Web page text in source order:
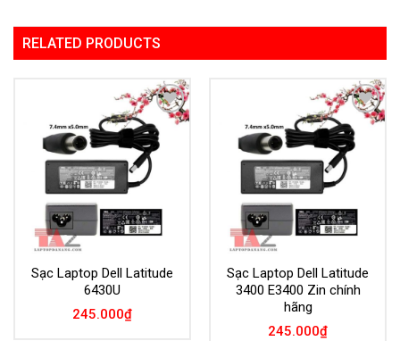
RELATED PRODUCTS
Add to
Wishlist
Sạc Laptop Dell Latitude
6430U
245.000₫
Add to
Wishlist
Sạc Laptop Dell Latitude
3400 E3400 Zin chính
hãng
245.000₫